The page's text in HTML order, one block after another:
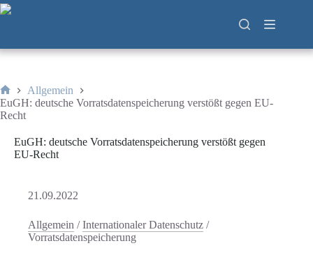
Zum
Inhalt
Start
Allgemein
EuGH: deutsche Vorratsdatenspeicherung verstößt gegen EU-
Recht
EuGH: deutsche Vorratsdatenspeicherung verstößt gegen
EU-Recht
21.09.2022
Allgemein /Internationaler Datenschutz /
Vorratsdatenspeicherung